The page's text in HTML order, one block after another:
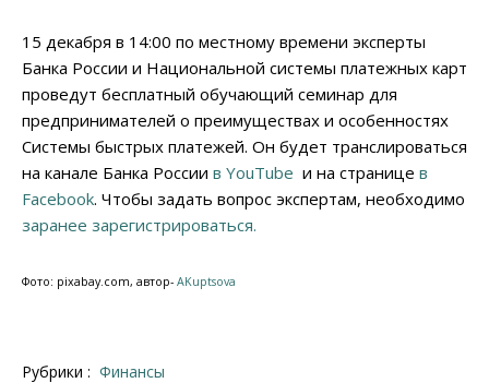
15 декабря в 14:00 по местному времени эксперты
Банка России и Национальной системы платежных карт
проведут бесплатный обучающий семинар для
предпринимателей о преимуществах и особенностях
Системы быстрых платежей. Он будет транслироваться
на канале Банка России в YouTube и на странице в
Facebook. Чтобы задать вопрос экспертам, необходимо
заранее зарегистрироваться.
Фото: pixabay.com, автор- AKuptsova
Рубрики : Финансы